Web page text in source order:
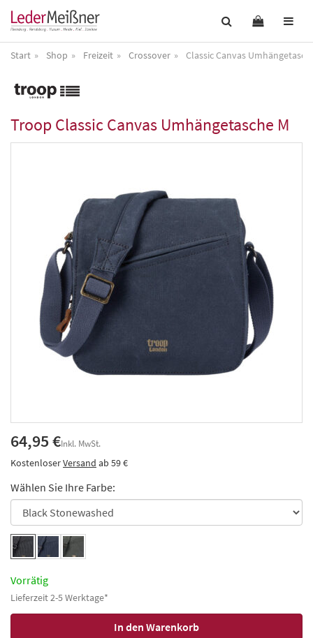
Start Shop Freizeit Crossover Classic Canvas
TroopClassic Canvas Umhängetasche M
64,95 €Inkl. MwSt.
KostenloserVersand ab 59 €
Wählen Sie Ihre Farbe:
Vorrätig
Lieferzeit 2-5 Werktage*